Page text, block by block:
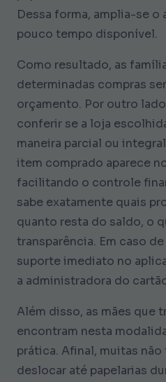
Dessa forma, amplia-se o
pouco tempo disponível.
Como resultado, as
determinadas compras
orçamento. Por outro
conferir se a loja
maneira parcial ou
item comprado aparece
facilitando o controle
sabe exatamente quais
quanto resta do saldo, o
transparência. Em caso
suporte imediato no
a administradora do
Além disso, as mães que
encontram nesta
prática. Afinal, muitas
deslocar até papelarias